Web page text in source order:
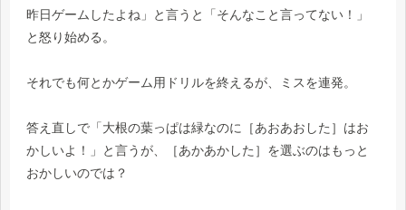
昨日ゲームしたよね」と言うと「そんなこと言ってない！」
と怒り始める。
それでも何とかゲーム用ドリルを終えるが、ミスを連発。
答え直しで「大根の葉っぱは緑なのに［あおあおした］はお
かしいよ！」と言うが、［あかあかした］を選ぶのはもっと
おかしいのでは？